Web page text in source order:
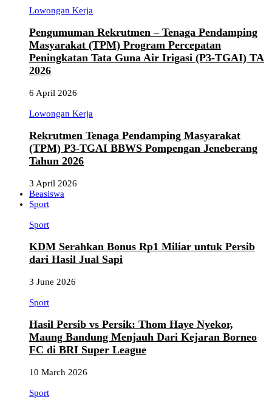
Lowongan Kerja
Pengumuman Rekrutmen – Tenaga Pendamping
Masyarakat (TPM) Program Percepatan
Peningkatan Tata Guna Air Irigasi (P3-TGAI) TA
2026
6 April 2026
Lowongan Kerja
Rekrutmen Tenaga Pendamping Masyarakat
(TPM) P3-TGAI BBWS Pompengan Jeneberang
Tahun 2026
3 April 2026
Beasiswa
Sport
Sport
KDM Serahkan Bonus Rp1 Miliar untuk Persib
dari Hasil Jual Sapi
3 June 2026
Sport
Hasil Persib vs Persik: Thom Haye Nyekor,
Maung Bandung Menjauh Dari Kejaran Borneo
FC di BRI Super League
10 March 2026
Sport